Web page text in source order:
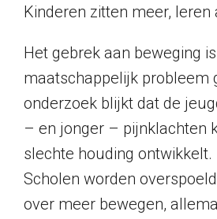
Kinderen zitten meer, leren
Het gebrek aan beweging
maatschappelijk probleem
onderzoek blijkt dat de
– en jonger – pijnklachten
slechte houding ontwikkelt.
Scholen worden
over meer bewegen,